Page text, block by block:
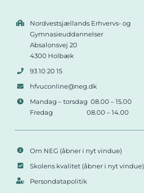
Nordvestsjællands Erhvervs- og
Gymnasieuddannelser
Absalonsvej 20
4300 Holbæk
93 10 20 15
hfvuconline@neg.dk
Mandag – torsdag 08.00 – 15.00
Fredag 08.00 – 14.00
Om NEG (åbner i nyt vindue)
Skolens kvalitet (åbner i nyt vindue)
Persondatapolitik